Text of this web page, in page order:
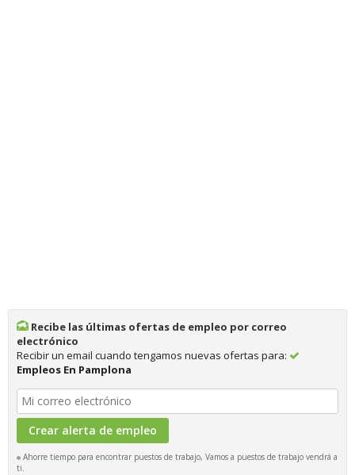
Recibe las últimas ofertas de empleo por correo
electrónico
Recibir un email cuando tengamos nuevas ofertas para:
Empleos En Pamplona
Ahorre tiempo para encontrar puestos de trabajo, Vamos a puestos de trabajo vendrá a
ti.